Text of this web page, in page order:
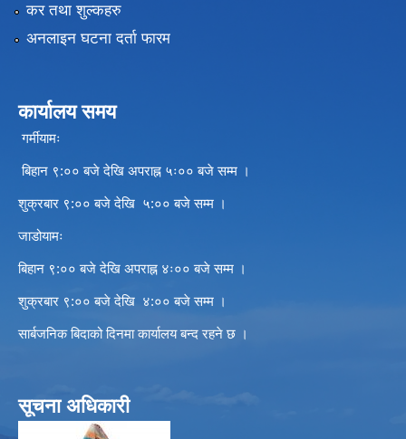
कर तथा शुल्कहरु
अनलाइन घटना दर्ता फारम
कार्यालय समय
गर्मीयामः
बिहान ९:०० बजे देखि अपराह्न ५ः०० बजे सम्म ।
शुक्रबार ९:०० बजे देखि ५:०० बजे सम्म ।
जाडोयामः
बिहान ९:०० बजे देखि अपराह्न ४ः०० बजे सम्म ।
शुक्रबार ९:०० बजे देखि ४:०० बजे सम्म ।
सार्बजनिक बिदाको दिनमा कार्यालय बन्द रहने छ ।
सूचना अधिकारी